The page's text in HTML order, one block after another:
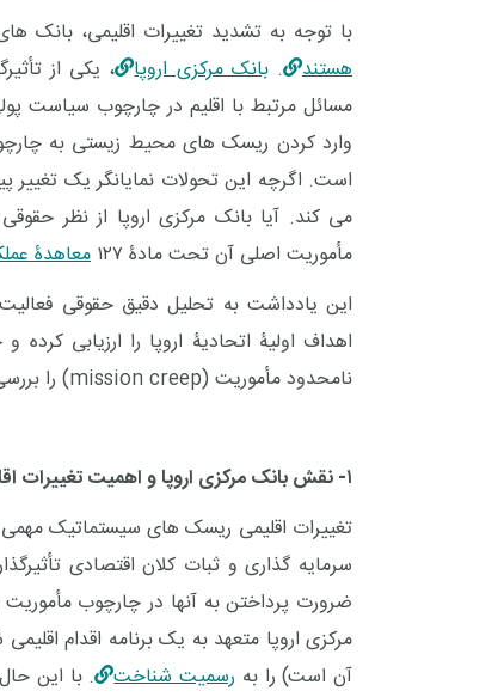
با توجه به تشدید تغییرات اقلیمی، بانک
هستند
.بانک مرکزی اروپا ، یکی از
مسائل مرتبط با اقلیم در چارچوب سیاست
وارد کردن ریسک های محیط زیستی به
است. اگرچه این تحولات نمایانگر یک تغییر
می کند. آیا بانک مرکزی اروپا از نظر
مأموریت اصلی آن تحت مادۀ ۱۲۷
معاهدۀ
این یادداشت به تحلیل دقیق حقوقی فعالیت
اهداف اولیۀ اتحادیۀ اروپا را ارزیابی کرده
نامحدود مأموریت (mission creep) را
۱- نقش بانک مرکزی اروپا و اهمیت تغییرات اقلیمی
تغییرات اقلیمی ریسک های سیستماتیک مهمی
سرمایه گذاری و ثبات کلان اقتصادی
مرکزی اروپا متعهد به یک برنامه اقدام
آن است) را به رسمیت شناخت . با این